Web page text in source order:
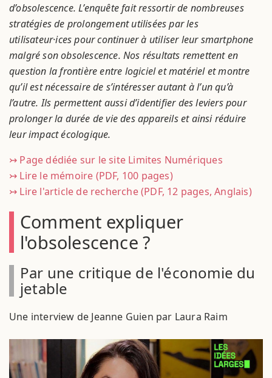
d’obsolescence. L’enquête fait ressortir de nombreuses
stratégies de prolongement utilisées par les
utilisateur·ices pour continuer à utiliser leur smartphone
malgré son obsolescence. Nos résultats remettent en
question la frontière entre logiciel et matériel et montre
qu’il est nécessaire de s’intéresser autant à l’un qu’à
l’autre. Ils permettent aussi d’identifier des leviers pour
prolonger la durée de vie des appareils et ainsi réduire
leur impact écologique.
↣ Page dédiée sur le site Limites Numériques
↣ Lire le mémoire (PDF, 100 pages)
↣ Lire l'article de recherche (PDF, 12 pages, Anglais)
Comment expliquer
l'obsolescence ?
Par une critique de l'économie du
jetable
Une interview de Jeanne Guien par Laura Raim